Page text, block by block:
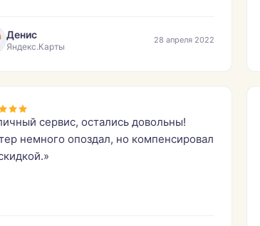
Денис
Яндекс.Карты
28 апреля 2022
сервис, остались довольны!
немного опоздал, но компенсировал